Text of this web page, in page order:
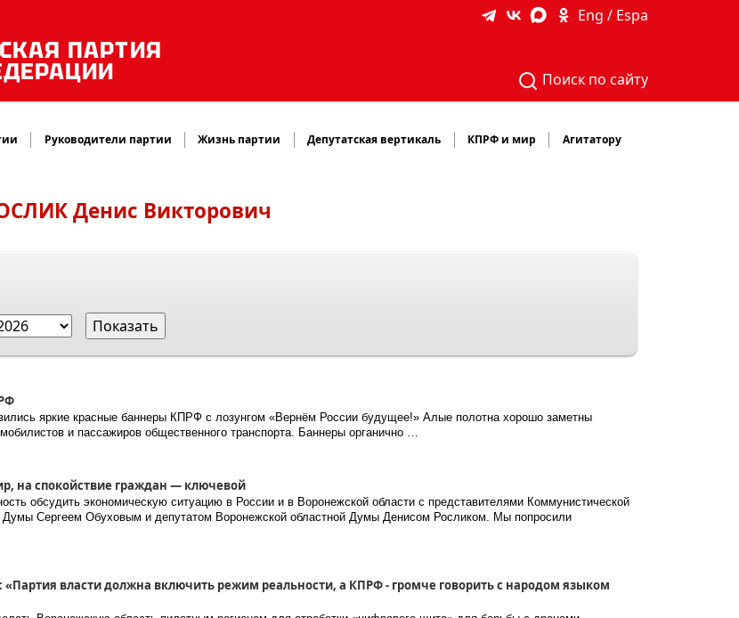
ПАРТИЯ
Eng / Espa
Поиск по сайту
Руководители партии Жизнь партии Депутатская вертикаль КПРФ и мир Агитатору
Денис Викторович
яркие красные баннеры КПРФ с лозунгом «Вернём России будущее!» Алые полотна хорошо заметны
и пассажиров общественного транспорта. Баннеры органично …
на спокойствие граждан — ключевой
обсудить экономическую ситуацию в России и в Воронежской области с представителями Коммунистической
Думы Сергеем Обуховым и депутатом Воронежской областной Думы Денисом Росликом. Мы попросили
власти должна включить режим реальности, а КПРФ - громче говорить с народом языком